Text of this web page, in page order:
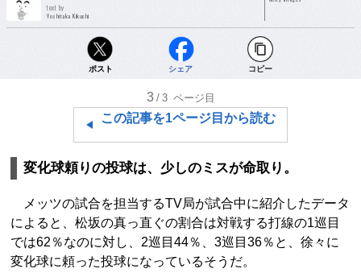
text by
Yoshitaka Kikuchi
ポスト シェア コピー
3 /3 ページ目
この記事を1ページ目から読む
変化球頼りの投球は、少しのミスが命取り。
メッツの試合を担当するTV局が試合中に紹介したデータ
によると、松坂の真っ直ぐの割合は対戦する打線の1巡目
では62％なのに対し、2巡目44％、3巡目36％と、徐々に
変化球に頼った投球になっているそうだ。